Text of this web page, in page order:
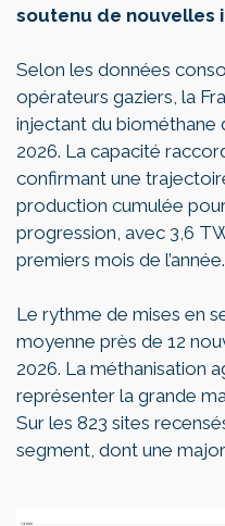
soutenu de nouvelles
Selon les données
opérateurs gaziers, la
injectant du biométhane
2026. La capacité
confirmant une
production cumulée
progression, avec 3,6
premiers mois de l’année.
Le rythme de mises en
moyenne près de 12
2026. La méthanisation
représenter la grande
Sur les 823 sites
segment, dont une